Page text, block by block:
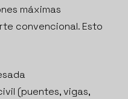
máximas
convencional. Esto
(puentes, vigas,